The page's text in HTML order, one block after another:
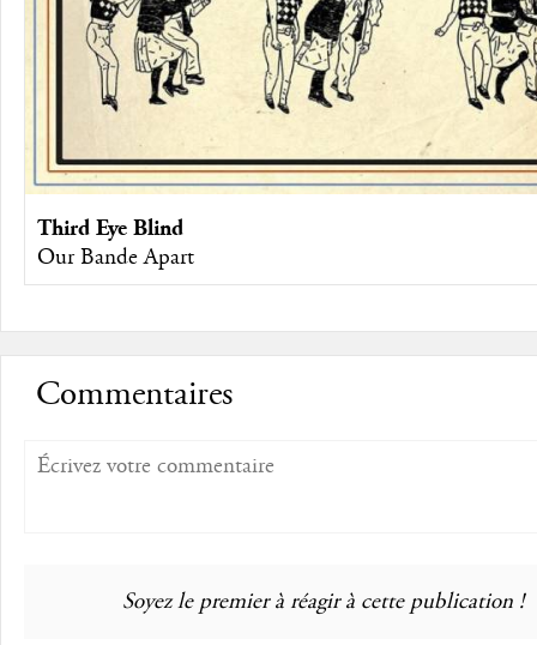
Third Eye Blind
Our Bande Apart
Commentaires
Soyez le premier à réagir à cette publication !